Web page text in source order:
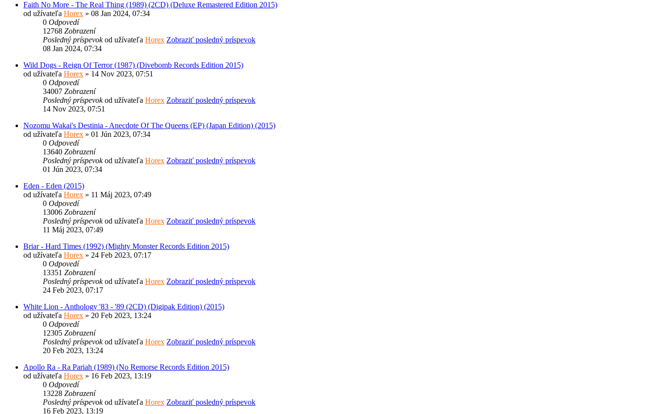
Faith No More - The Real Thing (1989) (2CD) (Deluxe Remastered Edition 2015)
od užívateľa Horex » 08 Jan 2024, 07:34
0 Odpovedí
12768 Zobrazení
Posledný príspevokod užívateľa Horex Zobraziť posledný príspevok
08 Jan 2024, 07:34
Wild Dogs - Reign Of Terror (1987) (Divebomb Records Edition 2015)
od užívateľa Horex » 14 Nov 2023, 07:51
0 Odpovedí
34007 Zobrazení
Posledný príspevokod užívateľa Horex Zobraziť posledný príspevok
14 Nov 2023, 07:51
Nozomu Wakai's Destinia - Anecdote Of The Queens (EP) (Japan Edition) (2015)
od užívateľa Horex » 01 Jún 2023, 07:34
0 Odpovedí
13640 Zobrazení
Posledný príspevokod užívateľa Horex Zobraziť posledný príspevok
01 Jún 2023, 07:34
Eden - Eden (2015)
od užívateľa Horex » 11 Máj 2023, 07:49
0 Odpovedí
13006 Zobrazení
Posledný príspevokod užívateľa Horex Zobraziť posledný príspevok
11 Máj 2023, 07:49
Briar - Hard Times (1992) (Mighty Monster Records Edition 2015)
od užívateľa Horex » 24 Feb 2023, 07:17
0 Odpovedí
13351 Zobrazení
Posledný príspevokod užívateľa Horex Zobraziť posledný príspevok
24 Feb 2023, 07:17
White Lion - Anthology '83​ - ​'89 (2CD) (Digipak Edition) (2015)
od užívateľa Horex » 20 Feb 2023, 13:24
0 Odpovedí
12305 Zobrazení
Posledný príspevokod užívateľa Horex Zobraziť posledný príspevok
20 Feb 2023, 13:24
Apollo Ra - Ra Pariah (1989) (No Remorse Records Edition 2015)
od užívateľa Horex » 16 Feb 2023, 13:19
0 Odpovedí
13228 Zobrazení
Posledný príspevokod užívateľa Horex Zobraziť posledný príspevok
16 Feb 2023, 13:19